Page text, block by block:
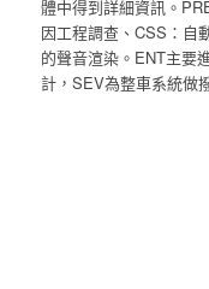
體中得到詳細資訊。
因工程調查、CSS：自
的聲音渲染。ENT主要
計，SEV為整車系統做